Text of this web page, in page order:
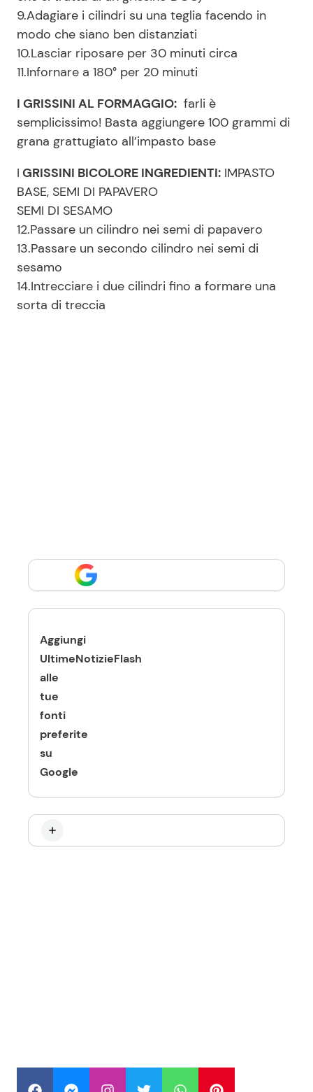
9.Adagiare i cilindri su una teglia facendo in
modo che siano ben distanziati
10.Lasciar riposare per 30 minuti circa
11.Infornare a 180° per 20 minuti
I GRISSINI AL FORMAGGIO: farli è
semplicissimo! Basta aggiungere 100 grammi di
grana grattugiato all’impasto base
I GRISSINI BICOLORE INGREDIENTI: IMPASTO
BASE, SEMI DI PAPAVERO
SEMI DI SESAMO
12.Passare un cilindro nei semi di papavero
13.Passare un secondo cilindro nei semi di
sesamo
14.Intrecciare i due cilindri fino a formare una
sorta di treccia
Aggiungi
UltimeNotizieFlash
alle
tue
fonti
preferite
su
Google